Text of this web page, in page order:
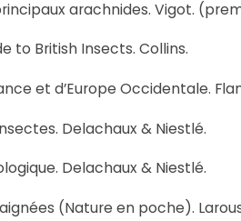
arachnides. Vigot.
to British Insects. Collins.
et d’Europe Occidentale.
Delachaux & Niestlé.
Delachaux & Niestlé.
(Nature en poche).